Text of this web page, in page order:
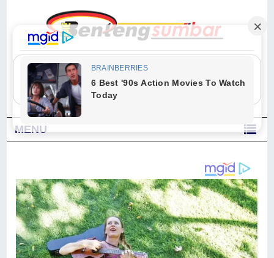
"Sesungguhnya Allah dan para malaikat-Nya berselawat untuk Nabi.
Wahai orang-orang yang beriman, berselawatlah kamu untuk Nabi dan
ucapkanlah salam dengan penuh penghormatan kepadanya." (Qs. Al
Ahzab Ayat 56)
MENU